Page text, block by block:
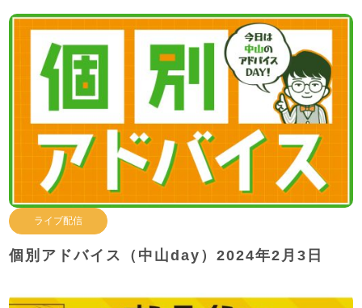
ライブ配信
個別アドバイス（中山day）2024年2月3日